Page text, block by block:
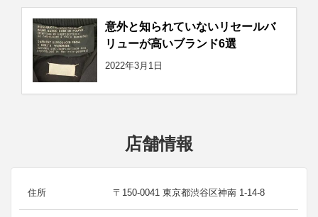
意外と知られていないリセールバ
リューが高いブランド6選
2022年3月1日
店舗情報
住所 〒150-0041 東京都渋谷区神南 1-14-8